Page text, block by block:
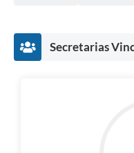
Secretarias